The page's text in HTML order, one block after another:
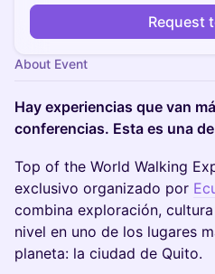
Request
About Event
Hay experiencias que van
conferencias. Esta es una
Top of the World Walking
exclusivo organizado por
combina exploración,
nivel en uno de los lugares
planeta: la ciudad de Quito.